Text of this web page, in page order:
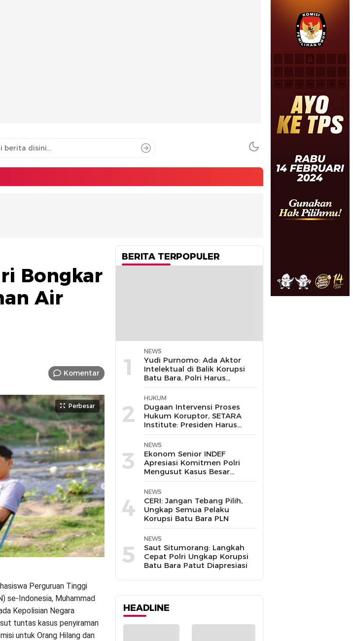
Bongkar
Air
Komentar
Perbesar
Perguruan Tinggi
se-Indonesia, Muhammad
Kepolisian Negara
tuntas kasus penyiraman
untuk Orang Hilang dan
BERITA TERPOPULER
1
NEWS
Yudi Purnomo: Ada Aktor
Intelektual di Balik Korupsi
Batu Bara, Polri Harus
Bongkar
2
HUKUM
Dugaan Intervensi Proses
Hukum Koruptor, SETARA
Institute: Presiden Harus
Pastikan TNI Tak
Disalahgunakan
3
NEWS
Ekonom Senior INDEF
Apresiasi Komitmen Polri
Mengusut Kasus Besar
hingga Tuntas
4
NEWS
CERI: Jangan Tebang Pilih,
Ungkap Semua Pelaku
Korupsi Batu Bara PLN
5
NEWS
Saut Situmorang: Langkah
Cepat Polri Ungkap Korupsi
Batu Bara Patut Diapresiasi
HEADLINE